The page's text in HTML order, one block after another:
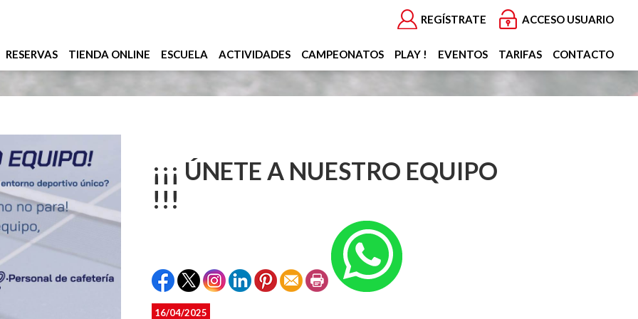
REGÍSTRATE ACCESO USUARIO
RESERVAS TIENDA ONLINE ESCUELA ACTIVIDADES CAMPEONATOS PLAY ! EVENTOS TARIFAS CONTACTO
¡¡¡ ÚNETE A NUESTRO EQUIPO
!!!
16/04/2025